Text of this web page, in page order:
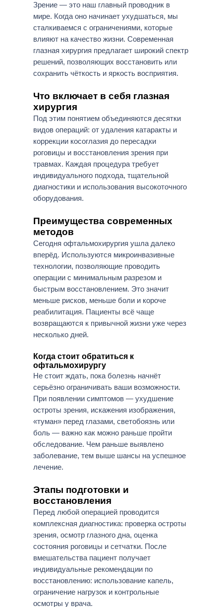
Зрение — это наш главный проводник в
мире. Когда оно начинает ухудшаться, мы
сталкиваемся с ограничениями, которые
влияют на качество жизни. Современная
глазная хирургия предлагает широкий спектр
решений, позволяющих восстановить или
сохранить чёткость и яркость восприятия.
Что включает в себя глазная
хирургия
Под этим понятием объединяются десятки
видов операций: от удаления катаракты и
коррекции косоглазия до пересадки
роговицы и восстановления зрения при
травмах. Каждая процедура требует
индивидуального подхода, тщательной
диагностики и использования высокоточного
оборудования.
Преимущества современных
методов
Сегодня офтальмохирургия ушла далеко
вперёд. Используются микроинвазивные
технологии, позволяющие проводить
операции с минимальным разрезом и
быстрым восстановлением. Это значит
меньше рисков, меньше боли и короче
реабилитация. Пациенты всё чаще
возвращаются к привычной жизни уже через
несколько дней.
Когда стоит обратиться к
офтальмохирургу
Не стоит ждать, пока болезнь начнёт
серьёзно ограничивать ваши возможности.
При появлении симптомов — ухудшение
остроты зрения, искажения изображения,
«туман» перед глазами, светобоязнь или
боль — важно как можно раньше пройти
обследование. Чем раньше выявлено
заболевание, тем выше шансы на успешное
лечение.
Этапы подготовки и
восстановления
Перед любой операцией проводится
комплексная диагностика: проверка остроты
зрения, осмотр глазного дна, оценка
состояния роговицы и сетчатки. После
вмешательства пациент получает
индивидуальные рекомендации по
восстановлению: использование капель,
ограничение нагрузок и контрольные
осмотры у врача.